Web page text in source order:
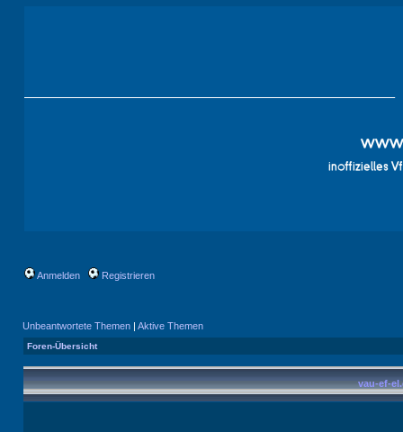
Anmelden Registrieren
Unbeantwortete Themen | Aktive Themen
Foren-Übersicht
vau-ef-